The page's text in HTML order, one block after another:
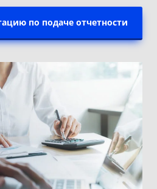
по подаче отчетности